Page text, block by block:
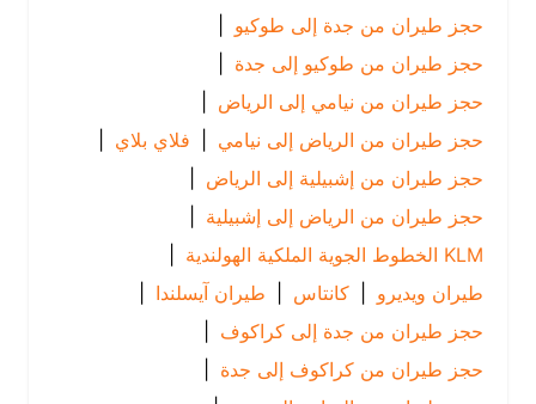
حجز طيران من جدة إلى طوكيو |
حجز طيران من طوكيو إلى جدة
حجز طيران من نيامي إلى الرياض
|
حجز طيران من الرياض إلى نيامي | فلاي بلاي
حجز طيران من إشبيلية إلى الرياض
|
حجز طيران من الرياض إلى إشبيلية |
|
طيران ويديرو
| كانتاس | طيران آيسلندا |
حجز طيران من جدة إلى كراكوف |
حجز طيران من كراكوف إلى جدة